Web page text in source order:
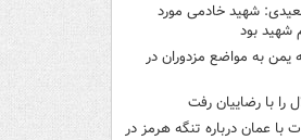
شهید خادمی مورد
شهید بود
یمن به مواضع مزدوران در
را با رضاییان رفت
با عمان درباره تنگه هرمز در